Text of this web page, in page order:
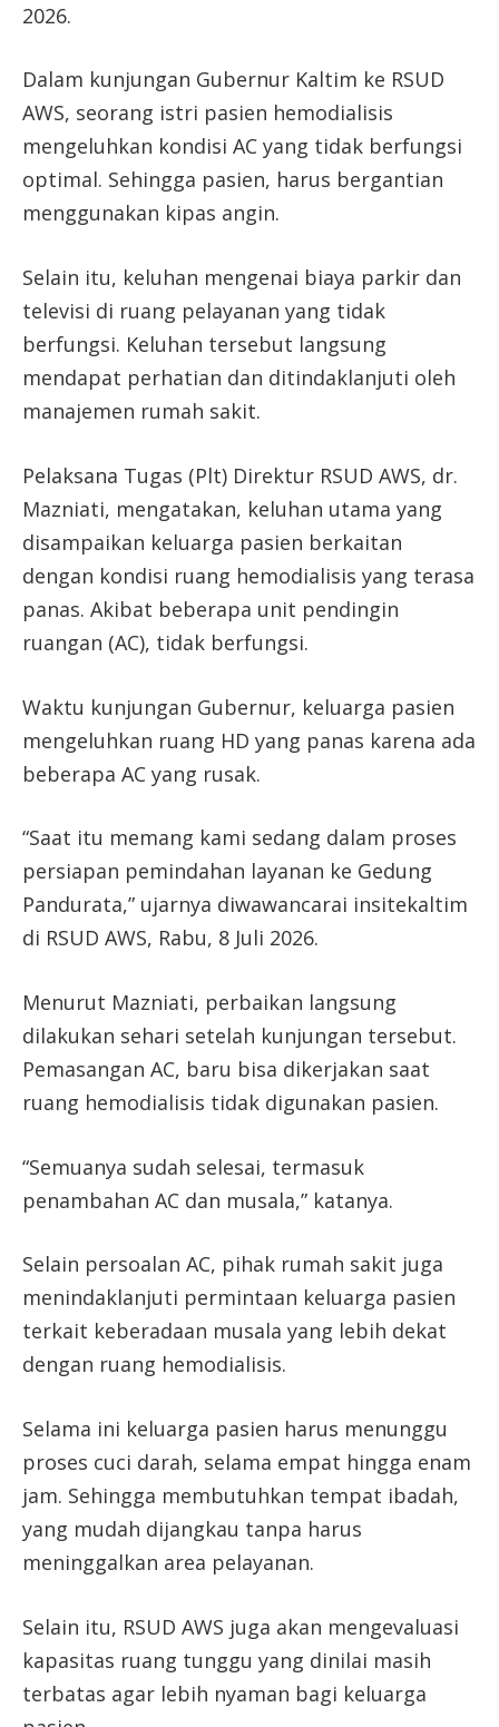
2026.
Dalam kunjungan Gubernur Kaltim ke RSUD
AWS, seorang istri pasien hemodialisis
mengeluhkan kondisi AC yang tidak berfungsi
optimal. Sehingga pasien, harus bergantian
menggunakan kipas angin.
Selain itu, keluhan mengenai biaya parkir dan
televisi di ruang pelayanan yang tidak
berfungsi. Keluhan tersebut langsung
mendapat perhatian dan ditindaklanjuti oleh
manajemen rumah sakit.
Pelaksana Tugas (Plt) Direktur RSUD AWS, dr.
Mazniati, mengatakan, keluhan utama yang
disampaikan keluarga pasien berkaitan
dengan kondisi ruang hemodialisis yang terasa
panas. Akibat beberapa unit pendingin
ruangan (AC), tidak berfungsi.
Waktu kunjungan Gubernur, keluarga pasien
mengeluhkan ruang HD yang panas karena ada
beberapa AC yang rusak.
“Saat itu memang kami sedang dalam proses
persiapan pemindahan layanan ke Gedung
Pandurata,” ujarnya diwawancarai insitekaltim
di RSUD AWS, Rabu, 8 Juli 2026.
Menurut Mazniati, perbaikan langsung
dilakukan sehari setelah kunjungan tersebut.
Pemasangan AC, baru bisa dikerjakan saat
ruang hemodialisis tidak digunakan pasien.
“Semuanya sudah selesai, termasuk
penambahan AC dan musala,” katanya.
Selain persoalan AC, pihak rumah sakit juga
menindaklanjuti permintaan keluarga pasien
terkait keberadaan musala yang lebih dekat
dengan ruang hemodialisis.
Selama ini keluarga pasien harus menunggu
proses cuci darah, selama empat hingga enam
jam. Sehingga membutuhkan tempat ibadah,
yang mudah dijangkau tanpa harus
meninggalkan area pelayanan.
Selain itu, RSUD AWS juga akan mengevaluasi
kapasitas ruang tunggu yang dinilai masih
terbatas agar lebih nyaman bagi keluarga